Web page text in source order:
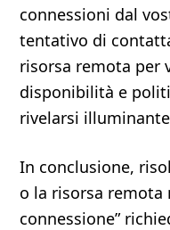
connessioni dal
tentativo di
risorsa remota per
disponibilità e
rivelarsi
In conclusione,
o la risorsa remota
connessione”